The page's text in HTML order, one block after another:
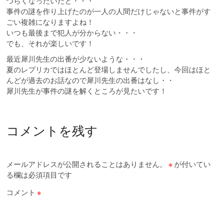
事件の謎を作り上げたのが一人の人間だけじゃないと事件がす
ごい複雑になりますよね！
いつも最後まで犯人が分からない・・・
でも、それが楽しいです！
最近犀川先生の出番が少ないような・・・
夏のレプリカではほとんど登場しませんでしたし、今回はほと
んどが過去のお話なので犀川先生の出番はなし・・
犀川先生が事件の謎を解くところが見たいです！
コメントを残す
メールアドレスが公開されることはありません。 ※ が付いてい
る欄は必須項目です
コメント※